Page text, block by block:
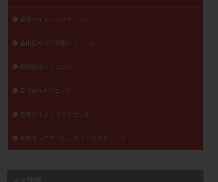
蔵本ウイメンズクリニック
藤田医科大学羽田クリニック
醍醐渡辺クリニック
高崎ARTクリニック
高橋ウイメンズクリニック
麻布モンテアール レディースクリニック